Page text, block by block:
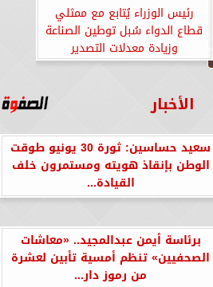
رئيس الوزراء يُتابع مع ممثلي
قطاع الدواء سُبل توطين الصناعة
وزيادة معدلات التصدير
الأخبار
سعيد حساسين: ثورة 30 يونيو طوقت
الوطن بإنقاذ هويته ومستمرون خلف
القيادة...
برئاسة أيمن عبدالمجيد.. «معاشات
الصحفيين» تنظم أمسية تأبين لعشرة
من رموز دار...